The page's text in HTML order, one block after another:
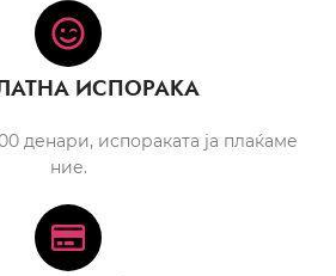
ИСПОРАКА
денари, испораката ја плаќаме
ние.